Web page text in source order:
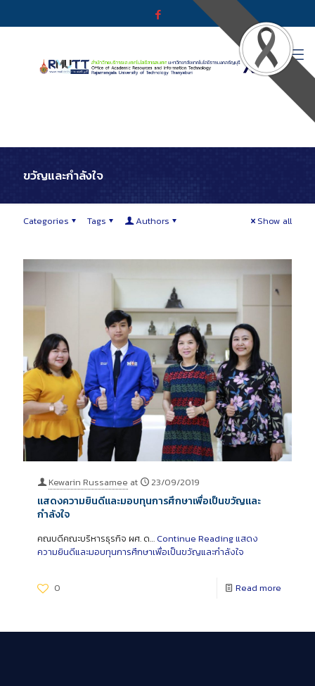
ขวัญและกำลังใจ
Categories Tags Authors Show all
Kewarin Russamee at 23/09/2019
แสดงความยินดีและมอบทุนการศึกษาเพื่อเป็นขวัญและ
กำลังใจ
คณบดีคณะบริหารธุรกิจ ผศ. ด… Continue Readingแสดง
ความยินดีและมอบทุนการศึกษาเพื่อเป็นขวัญและกำลังใจ
0 Read more